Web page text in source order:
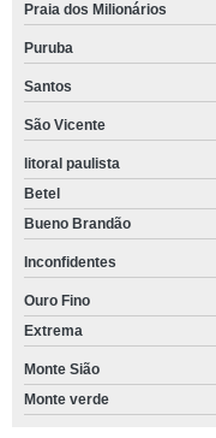
Praia dos Milionários
Puruba
Santos
São Vicente
litoral paulista
Betel
Bueno Brandão
Inconfidentes
Ouro Fino
Extrema
Monte Sião
Monte verde